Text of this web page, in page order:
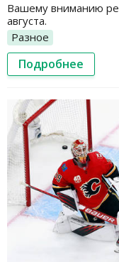
Вашему вниманию
августа.
Разное
Подробнее